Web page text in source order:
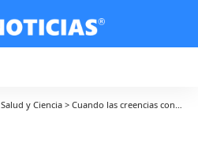
Salud y Ciencia > Cuando las creencias conspirativas se tornan patológicas: del pensamiento crítico a la esquizofrenia paranoide